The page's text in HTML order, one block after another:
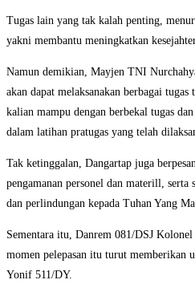
Tugas lain yang tak kalah penting,
yakni membantu meningkatkan
Namun demikian, Mayjen TNI
akan dapat melaksanakan berbagai
kalian mampu dengan berbekal tugas
dalam latihan pratugas yang telah
Tak ketinggalan, Dangartap juga
pengamanan personel dan materill, serta
dan perlindungan kepada Tuhan Yang
Sementara itu, Danrem 081/DSJ
momen pelepasan itu turut memberikan
Yonif 511/DY.